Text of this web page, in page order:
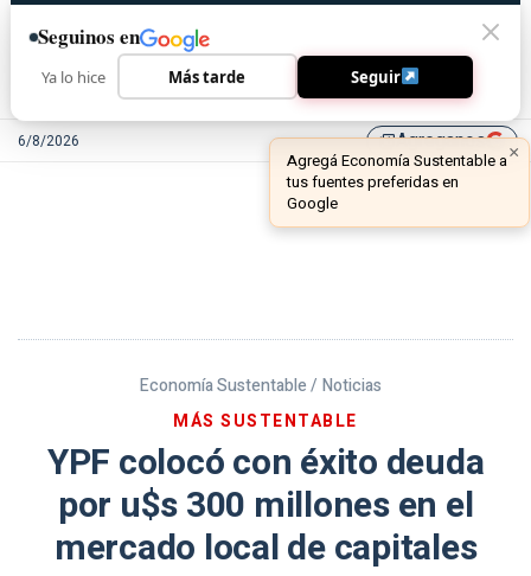
6/8/2026 library_addAgreganos
Economía Sustentable / Noticias
MÁS SUSTENTABLE
YPF colocó con éxito deuda
por u$s 300 millones en el
mercado local de capitales
Seguinos en
Ya lo hice Más tarde Seguir